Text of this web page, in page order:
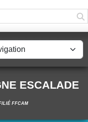
ESCALADE
FFCAM